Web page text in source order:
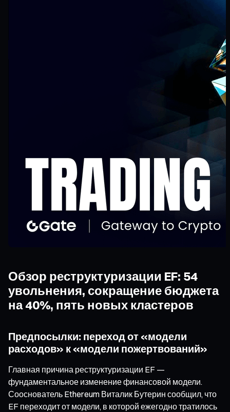
Обзор реструктуризации EF: 54
увольнения, сокращение бюджета
на 40%, пять новых кластеров
Предпосылки: переход от «модели
расходов» к «модели пожертвований»
Главная причина реструктуризации EF —
фундаментальное изменение финансовой модели.
Сооснователь Ethereum Виталик Бутерин сообщил, что
EF переходит от модели, в которой ежегодно тратилось